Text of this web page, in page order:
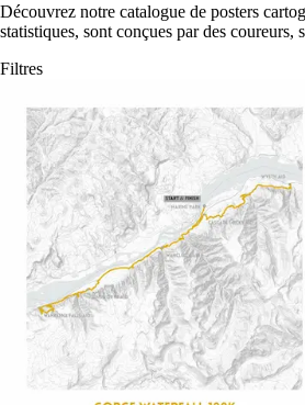
Découvrez notre catalogue de posters
statistiques, sont conçues par des
Filtres